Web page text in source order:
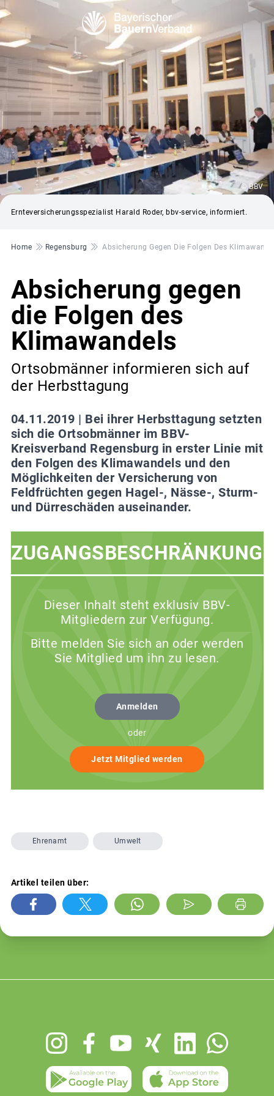
© BBV
Ernteversicherungsspezialist Harald Roder, bbv-service, informiert.
Pfadnavigation
Home Regensburg Absicherung Gegen Die Folgen Des
Absicherung gegen
die Folgen des
Klimawandels
Ortsobmänner informieren sich auf
der Herbsttagung
04.11.2019 | Bei ihrer Herbsttagung setzten
sich die Ortsobmänner im BBV-
Kreisverband Regensburg in erster Linie mit
den Folgen des Klimawandels und den
Möglichkeiten der Versicherung von
Feldfrüchten gegen Hagel-, Nässe-, Sturm-
und Dürreschäden auseinander.
ZUGANGSBESCHRÄNKUNG
Dieser Inhalt steht exklusiv BBV-
Mitgliedern zur Verfügung.
Bitte melden Sie sich an oder werden
Sie Mitglied um ihn zu lesen.
Anmelden
oder
Jetzt Mitglied werden
Ehrenamt Umwelt
Artikel teilen über: